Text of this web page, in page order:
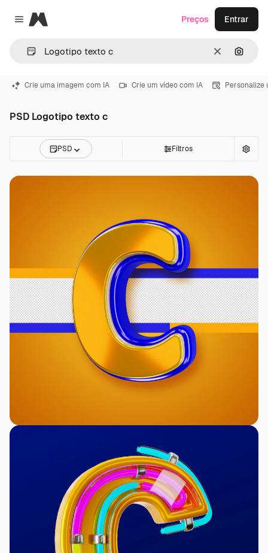
Close menu
Magnific
Limpar
Preços Entrar
Crie uma imagem com IA Crie um vídeo com IA Personalize
PSD Logotipo texto c
PSD Filtros